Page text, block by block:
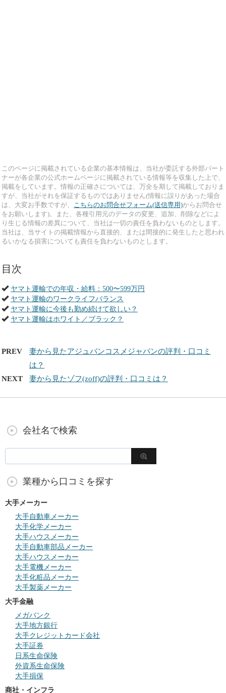
このページに掲載されている企業の基本情報は、当社が委託する外部パート
ナーが各企業の公式ホームページに掲載されている情報等を収集した上で、
掲載をしています。情報の正確さについては、万全を期して掲載しておりま
すが、当社がそれを保証するものではありません(情報に誤りがあった場合
は、大変お手数ですが、
こちらのお問合せフォーム(送信専用)からお問合せ
をお願いします)。また、各種引用元のデータの変更、追加、削除などによ
り生じる情報の差異について、当社は一切の責任を負わないものとします。
当社は、当サイトの掲載情報から直接的、または間接的に発生したと思われ
るいかなる損害についても責任を負わないものとします。
目次
ヤマト運輸での年収・給料：500〜599万円
ヤマト運輸のワークライフバランス
ヤマト運輸に今後も勤め続けて欲しい？
ヤマト運輸はホワイト／ブラック？
PREV
妻から見たアジュバンコスメジャパンの評判・口コミ
は？
NEXT
妻から見たゾフ(zoff)の評判・口コミは？
会社名で検索
業種から口コミを探す
大手メーカー
大手自動車メーカー
大手化学メーカー
大手ハウスメーカー
大手自動車部品メーカー
大手ハウスメーカー
大手電機メーカー
大手化粧品メーカー
大手製薬メーカー
大手金融
メガバンク
大手地方銀行
大手クレジットカード会社
大手証券
日系生命保険
外資系生命保険
大手損保
商社・インフラ